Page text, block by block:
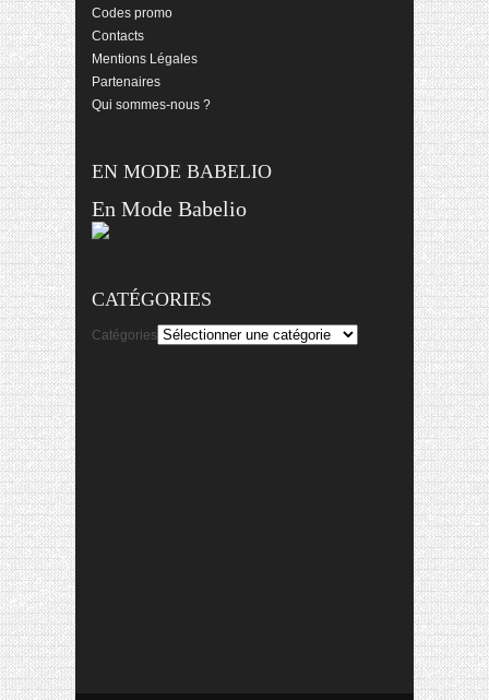
Codes promo
Contacts
Mentions Légales
Partenaires
Qui sommes-nous ?
EN MODE BABELIO
En Mode Babelio
CATÉGORIES
Catégories